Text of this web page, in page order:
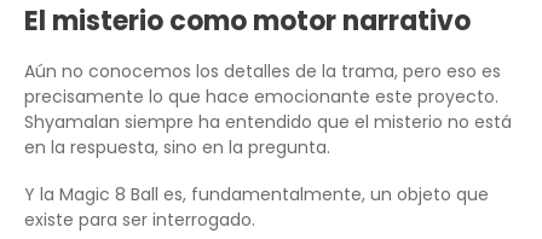
El misterio como motor narrativo
Aún no conocemos los detalles de la trama, pero eso es
precisamente lo que hace emocionante este proyecto.
Shyamalan siempre ha entendido que el misterio no está
en la respuesta, sino en la pregunta.
Y la Magic 8 Ball es, fundamentalmente, un objeto que
existe para ser interrogado.